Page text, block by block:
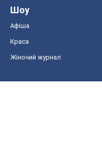
Шоу
Афіша
Краса
Жіночий журнал